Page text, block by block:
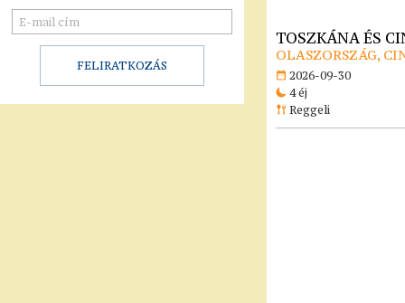
TOSZKÁNA ÉS
OLASZORSZÁG,
2026-09-30
4 éj
Reggeli